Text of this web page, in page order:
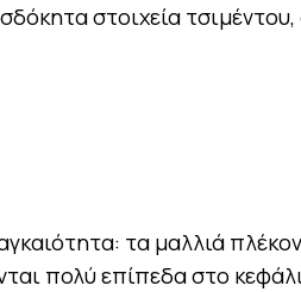
στοιχεία τσιμέντου,
τα μαλλιά
πολύ επίπεδα στο